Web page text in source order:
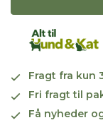
Fragt fra kun
Fri fragt til
Få nyheder